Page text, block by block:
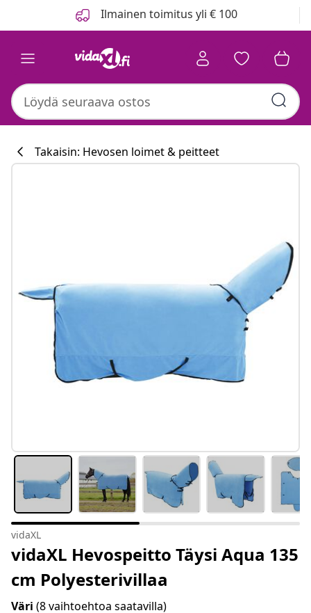
Ilmainen toimitus yli € 100
Takaisin: Hevosen loimet & peitteet
vidaXL
vidaXL Hevospeitto Täysi Aqua 135
cm Polyesterivillaa
Väri (8 vaihtoehtoa saatavilla)